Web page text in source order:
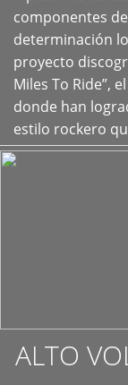
componentes
determinación
proyecto
Miles To Ride”,
donde han
estilo rockero
ALTO